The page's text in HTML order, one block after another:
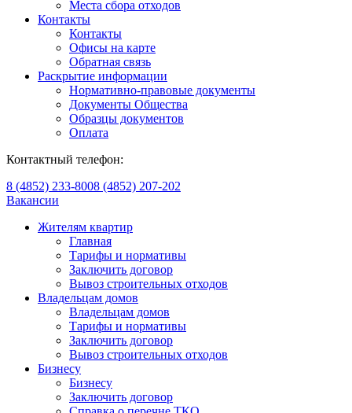
Места сбора отходов
Контакты
Контакты
Офисы на карте
Обратная связь
Раскрытие информации
Нормативно-правовые документы
Документы Общества
Образцы документов
Оплата
Контактный телефон:
8 (4852) 233-8008 (4852) 207-202
Вакансии
Жителям квартир
Главная
Тарифы и нормативы
Заключить договор
Вывоз строительных отходов
Владельцам домов
Владельцам домов
Тарифы и нормативы
Заключить договор
Вывоз строительных отходов
Бизнесу
Бизнесу
Заключить договор